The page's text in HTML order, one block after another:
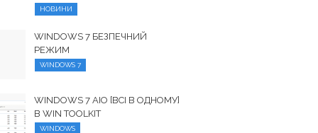
НОВИНИ
WINDOWS 7 БЕЗПЕЧНИЙ
РЕЖИМ
WINDOWS 7
WINDOWS 7 AIO [ВСІ В ОДНОМУ]
В WIN TOOLKIT
WINDOWS